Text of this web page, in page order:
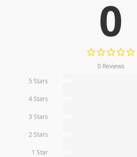
0
0 Reviews
5 Stars
4 Stars
3 Stars
2 Stars
1 Star